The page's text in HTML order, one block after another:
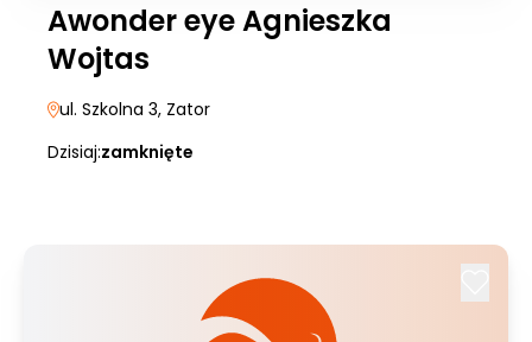
Awonder eye Agnieszka
Wojtas
ul. Szkolna 3, Zator
Dzisiaj:zamknięte